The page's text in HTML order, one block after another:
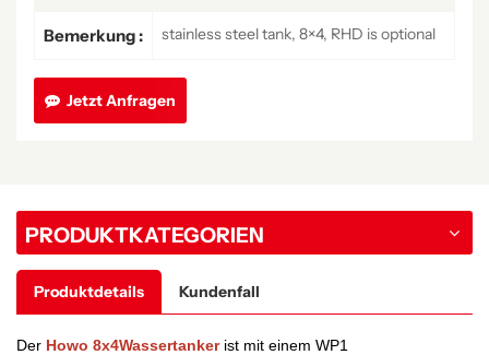
Bemerkung : stainless steel tank, 8×4, RHD is optional
Jetzt Anfragen
PRODUKTKATEGORIEN
Produktdetails Kundenfall
Der Howo 8x4Wassertanker ist mit einem WP1